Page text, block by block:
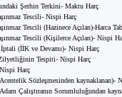
Şerhin Terkini- Maktu Harç
Tescili- Nispi Harç
Tescili (Hazinece Açılan)-Harca
Tescili (Kişilerce Açılan)- Nispi
İptali (İİK ve Devamı)- Nispi Harç
Zilyetliğinin Tespiti- Nispi Harç
Harç
Sözleşmesinden kaynaklanan)-
Çalıştıranın Sorumluluğundan